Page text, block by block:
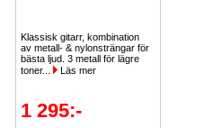
Klassisk gitarr, kombination
av metall- & nylonsträngar för
bästa ljud. 3 metall för lägre
toner...
Läs mer
1 295:-